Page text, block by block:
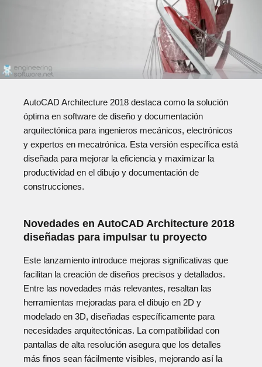
AutoCAD Architecture 2018 destaca como la solución
óptima en software de diseño y documentación
arquitectónica para ingenieros mecánicos, electrónicos
y expertos en mecatrónica. Esta versión específica está
diseñada para mejorar la eficiencia y maximizar la
productividad en el dibujo y documentación de
construcciones.
Novedades en AutoCAD Architecture 2018
diseñadas para impulsar tu proyecto
Este lanzamiento introduce mejoras significativas que
facilitan la creación de diseños precisos y detallados.
Entre las novedades más relevantes, resaltan las
herramientas mejoradas para el dibujo en 2D y
modelado en 3D, diseñadas específicamente para
necesidades arquitectónicas. La compatibilidad con
pantallas de alta resolución asegura que los detalles
más finos sean fácilmente visibles, mejorando así la